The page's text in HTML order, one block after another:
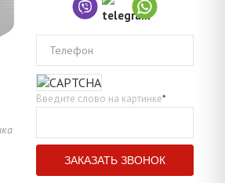
Телефон
Введите слово на картинке*